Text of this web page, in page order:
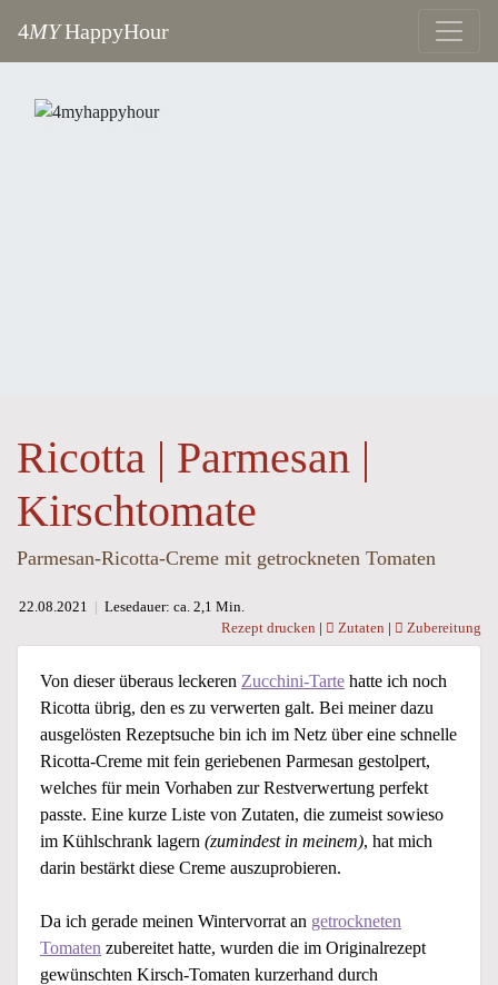
4MYHappyHour
Ricotta | Parmesan |
Kirschtomate
Parmesan-Ricotta-Creme mit getrockneten Tomaten
22.08.2021
Lesedauer: ca. 2,1 Min.
Rezept drucken
Zutaten Zubereitung
Von dieser überaus leckeren Zucchini-Tarte hatte ich noch
Ricotta übrig, den es zu verwerten galt. Bei meiner dazu
ausgelösten Rezeptsuche bin ich im Netz über eine schnelle
Ricotta-Creme mit fein geriebenen Parmesan gestolpert,
welches für mein Vorhaben zur Restverwertung perfekt
passte. Eine kurze Liste von Zutaten, die zumeist sowieso
im Kühlschrank lagern (zumindest in meinem), hat mich
darin bestärkt diese Creme auszuprobieren.
Da ich gerade meinen Wintervorrat an getrockneten
Tomaten zubereitet hatte, wurden die im Originalrezept
gewünschten Kirsch-Tomaten kurzerhand durch